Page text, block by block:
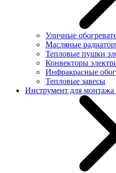
Уличные
Масляные
Тепловые пушки
Конвекторы
Инфракрасные
Тепловые завесы
Инструмент для